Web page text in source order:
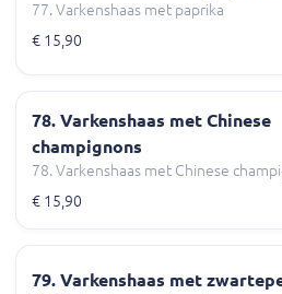
77. Varkenshaas met paprika
€ 15,90
78. Varkenshaas met Chinese
champignons
78. Varkenshaas met Chinese
€ 15,90
79. Varkenshaas met